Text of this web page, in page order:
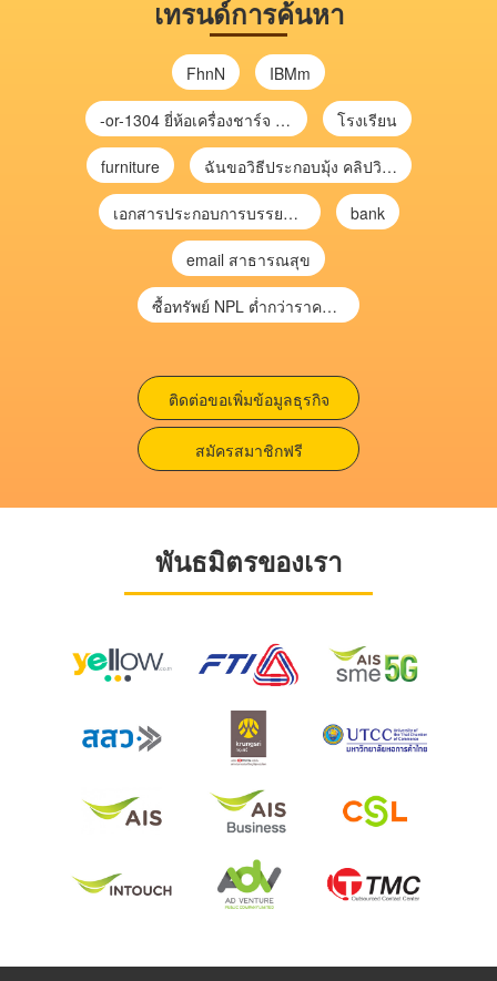
เทรนด์การค้นหา
FhnN IBMm
-or-1304 ยี่ห้อเครื่องชาร์จ chargecore โรงเรียน
furniture ฉันขอวิธีประกอบมุ้ง คลิปวิดีโอ การประกอบมุ้ง
เอกสารประกอบการบรรยาย การประเมินความเสี่ยงเพื่อวางแผนการตรวจสอบ \ bank
email สาธารณสุข
ซื้อทรัพย์ NPL ต่ำกว่าราคาตลาด 30-70% แบบไม่ต้องไปประมูล”
ติดต่อขอเพิ่มข้อมูลธุรกิจ
สมัครสมาชิกฟรี
พันธมิตรของเรา